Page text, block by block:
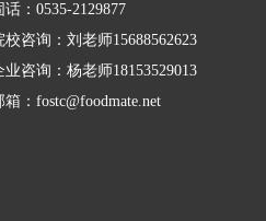
话：0535-2129877
校咨询：刘老师15688562623
业咨询：杨老师18153529013
箱：fostc@foodmate.net